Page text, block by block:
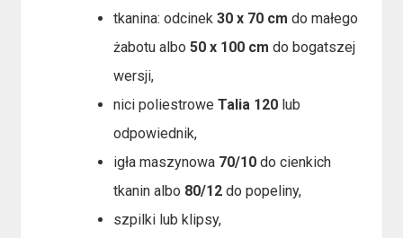
tkanina: odcinek30 x 70 cm do małego
żabotu albo50 x 100 cm do bogatszej
wersji,
nici poliestroweTalia 120 lub
odpowiednik,
igła maszynowa 70/10 do cienkich
tkanin albo 80/12 do popeliny,
szpilki lub klipsy,